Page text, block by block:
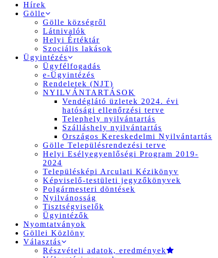
Hírek
Gölle
Gölle községről
Látnivalók
Helyi Értéktár
Szociális lakások
Ügyintézés
Ügyfélfogadás
e-Ügyintézés
Rendeletek (NJT)
NYILVÁNTARTÁSOK
Vendéglátó üzletek 2024. évi
hatósági ellenőrzési terve
Telephely nyilvántartás
Szálláshely nyilvántartás
Országos Kereskedelmi Nyilvántartás
Gölle Településrendezési terve
Helyi Esélyegyenlőségi Program 2019-
2024
Településképi Arculati Kézikönyv
Képviselő-testületi jegyzőkönyvek
Polgármesteri döntések
Nyilvánosság
Tisztségviselők
Ügyintézők
Nyomtatványok
Göllei Közlöny
Választás
Részvételi adatok, eredmények